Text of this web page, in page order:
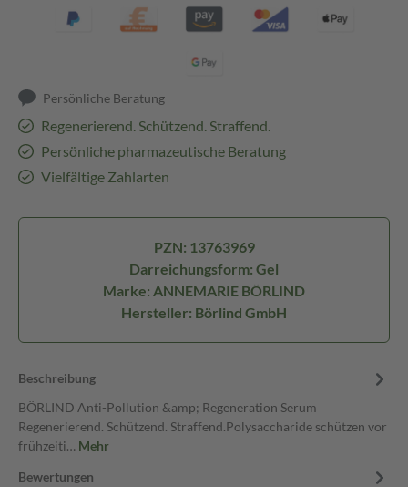
Persönliche Beratung
Regenerierend. Schützend. Straffend.
Persönliche pharmazeutische Beratung
Vielfältige Zahlarten
PZN: 13763969
Darreichungsform: Gel
Marke: ANNEMARIE BÖRLIND
Hersteller: Börlind GmbH
Beschreibung
BÖRLIND Anti-Pollution &amp; Regeneration Serum
Regenerierend. Schützend. Straffend.Polysaccharide schützen vor
frühzeiti… Mehr
Bewertungen